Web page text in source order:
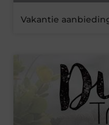
Vakantie